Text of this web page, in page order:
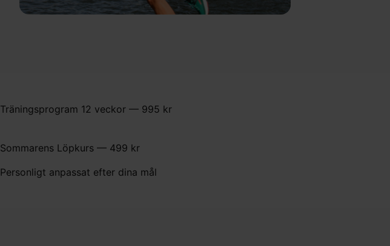
Träningsprogram 12 veckor — 995 kr
Sommarens Löpkurs — 499 kr
Personligt anpassat efter dina mål